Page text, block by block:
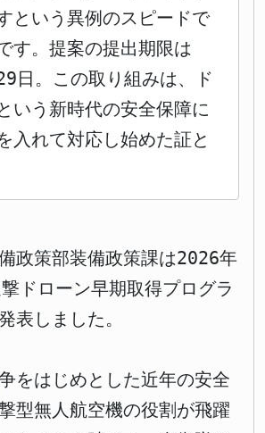
という異例のスピードで
す。提案の提出期限は
日。この取り組みは、ド
いう新時代の安全保障に
入れて対応し始めた証と
政策部装備政策課は2026年
ドローン早期取得プログラ
表しました。
をはじめとした近年の安全
型無人航空機の役割が飛躍